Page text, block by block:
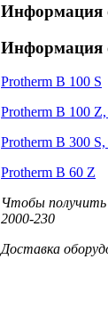
Информация
Информация
Protherm B 100 S
Protherm B 100
Protherm B 300
Protherm B 60 Z
Чтобы получить
2000-230
Доставка